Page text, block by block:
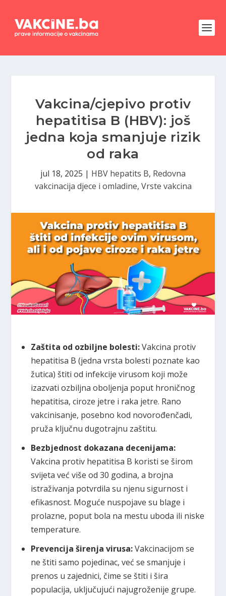
Vakcina/cjepivo protiv
hepatitisa B (HBV): još
jedna koja smanjuje rizik
od raka
jul 18, 2025 | HBV hepatits B, Redovna
vakcinacija djece i omladine, Vrste vakcina
Zaštita od ozbiljne bolesti:Vakcina protiv
hepatitisa B (jedna vrsta bolesti poznate kao
žutica) štiti od infekcije virusom koji može
izazvati ozbiljna oboljenja poput hroničnog
hepatitisa, ciroze jetre i raka jetre. Rano
vakcinisanje, posebno kod novorođenčadi,
pruža ključnu dugotrajnu zaštitu.
Bezbjednost dokazana decenijama:
Vakcina protiv hepatitisa B koristi se širom
svijeta već više od 30 godina, a brojna
istraživanja potvrdila su njenu sigurnost i
efikasnost. Moguće nuspojave su blage i
prolazne, poput bola na mestu uboda ili niske
temperature.
Prevencija širenja virusa:Vakcinacijom se
ne štiti samo pojedinac, već se smanjuje i
prenos u zajednici, čime se štiti i šira
populacija, uključujući najugroženije grupe.